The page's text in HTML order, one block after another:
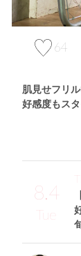
64
肌見せフリ
好感度もス
8.4
Tue